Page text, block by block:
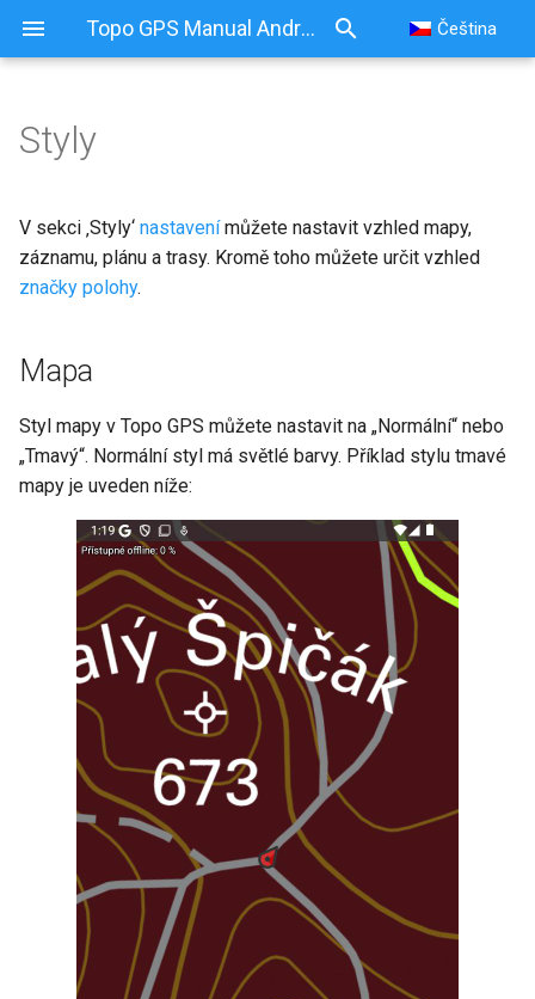
Topo GPS Manual Android Čeština
Styly
Mapa
Záznam, plán a trasy
Styly
V sekci ‚Styly‘ nastavenímůžete nastavit vzhled mapy,
záznamu, plánu a trasy. Kromě toho můžete určit vzhled
značky polohy.
Mapa
Styl mapy v Topo GPS můžete nastavit na „Normální“ nebo
„Tmavý“. Normální styl má světlé barvy. Příklad stylu tmavé
mapy je uveden níže: